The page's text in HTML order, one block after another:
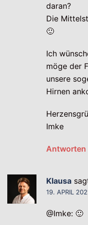
daran?
Die
🙂
Ich
möge der
unsere
Hirnen
Imke
Antworten
Klausa
19. APRIL
@Imke: 🙂